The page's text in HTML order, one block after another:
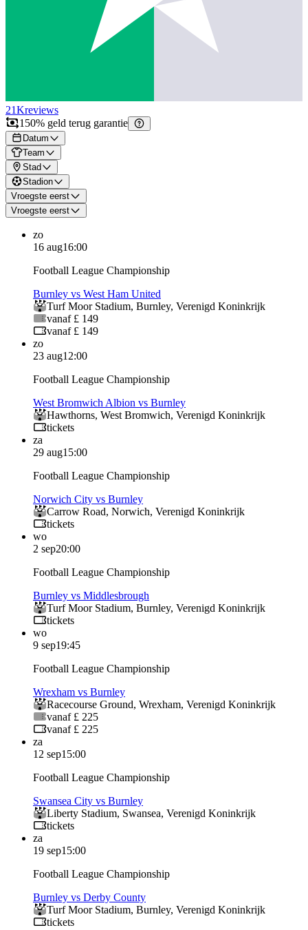
21Kreviews
150% geld terug garantie
Datum
Team
Stad
Stadion
Vroegste eerst
Vroegste eerst
zo
16 aug16:00
Football League Championship
Burnley vs West Ham United
Turf Moor Stadium, Burnley, Verenigd Koninkrijk
vanaf £ 149
vanaf £ 149
zo
23 aug12:00
Football League Championship
West Bromwich Albion vs Burnley
Hawthorns, West Bromwich, Verenigd Koninkrijk
tickets
za
29 aug15:00
Football League Championship
Norwich City vs Burnley
Carrow Road, Norwich, Verenigd Koninkrijk
tickets
wo
2 sep20:00
Football League Championship
Burnley vs Middlesbrough
Turf Moor Stadium, Burnley, Verenigd Koninkrijk
tickets
wo
9 sep19:45
Football League Championship
Wrexham vs Burnley
Racecourse Ground, Wrexham, Verenigd Koninkrijk
vanaf £ 225
vanaf £ 225
za
12 sep15:00
Football League Championship
Swansea City vs Burnley
Liberty Stadium, Swansea, Verenigd Koninkrijk
tickets
za
19 sep15:00
Football League Championship
Burnley vs Derby County
Turf Moor Stadium, Burnley, Verenigd Koninkrijk
tickets